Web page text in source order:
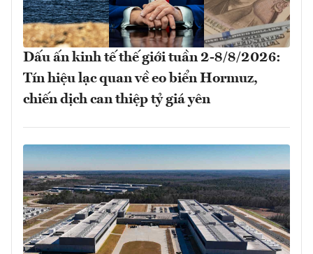
Dấu ấn kinh tế thế giới tuần 2-8/8/2026:
Tín hiệu lạc quan về eo biển Hormuz,
chiến dịch can thiệp tỷ giá yên